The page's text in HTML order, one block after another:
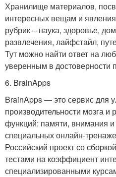
Хранилище материалов,
интересных вещам и
рубрик – наука, здоровье,
развлечения, лайфстайл,
Тут можно найти ответ на
уверенным в достоверности
6. BrainApps
BrainApps — это сервис для
производительности мозга и
функций: памяти, внимания
специальных онлайн-
Российский проект со
тестами на коэффициент
специализированными